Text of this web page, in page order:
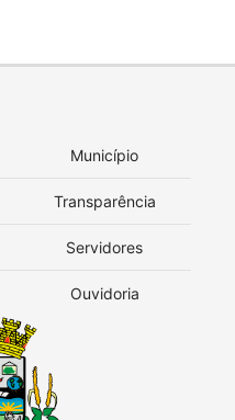
Município
Transparência
Servidores
Ouvidoria